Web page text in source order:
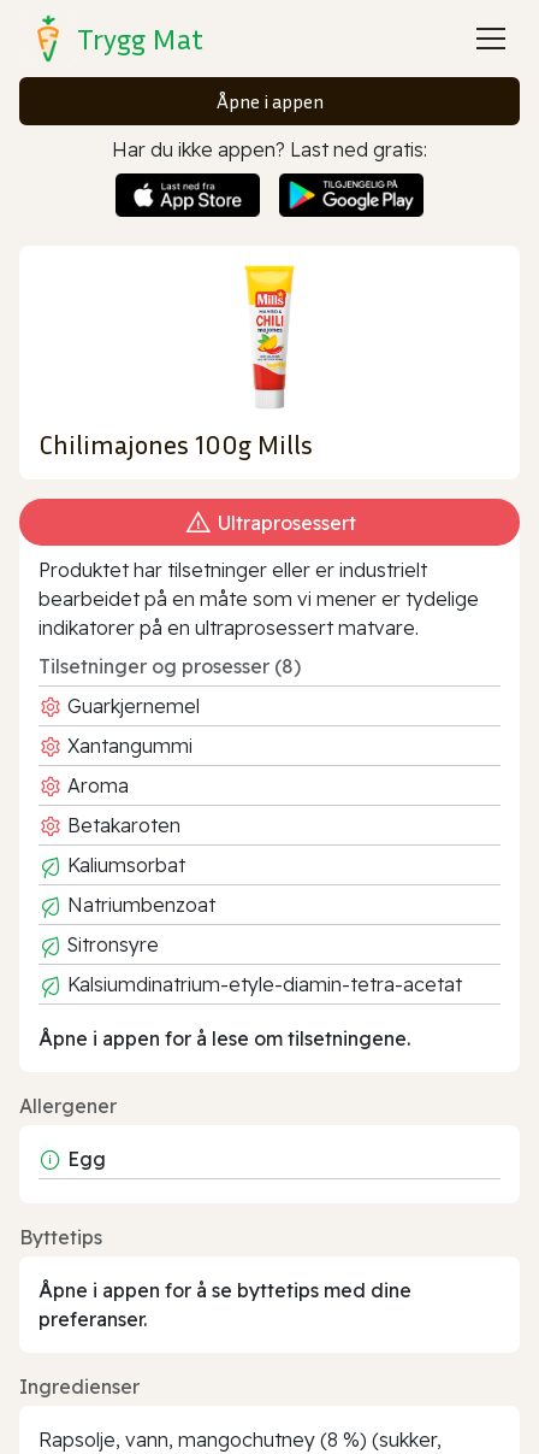
Trygg Mat
Åpne i appen
Har du ikke appen? Last ned gratis:
Chilimajones 100g Mills
Ultraprosessert
Produktet har tilsetninger eller er industrielt
bearbeidet på en måte som vi mener er tydelige
indikatorer på en ultraprosessert matvare.
Tilsetninger og prosesser (8)
Guarkjernemel
Xantangummi
Aroma
Betakaroten
Kaliumsorbat
Natriumbenzoat
Sitronsyre
Kalsiumdinatrium-etyle-diamin-tetra-acetat
Åpne i appen for å lese om tilsetningene.
Allergener
Egg
Byttetips
Åpne i appen for å se byttetips med dine
preferanser.
Ingredienser
Rapsolje, vann, mangochutney (8 %) (sukker,